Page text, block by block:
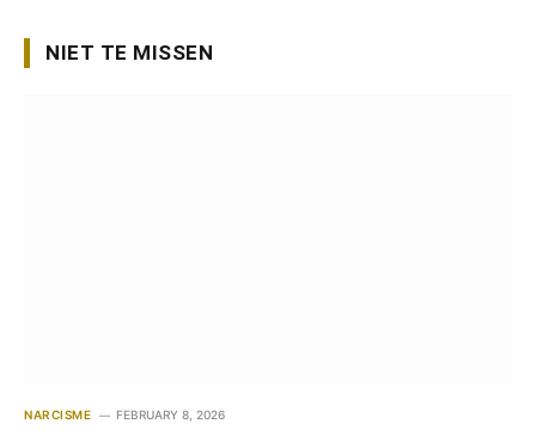
NIET TE MISSEN
NARCISME FEBRUARY 8, 2026